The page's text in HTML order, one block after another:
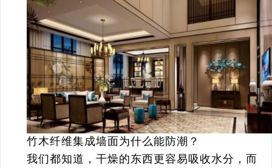
竹木纤维集成墙面为什么能防潮？
我们都知道，干燥的东西更容易吸收水分，而